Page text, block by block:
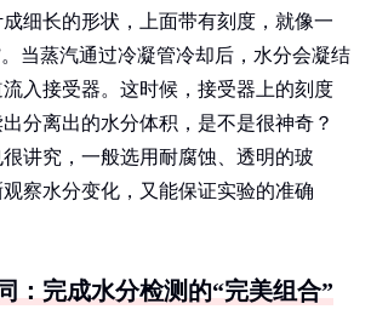
细长的形状，上面带有刻度，就像一
当蒸汽通过冷凝管冷却后，水分会凝结
入接受器。这时候，接受器上的刻度
分离出的水分体积，是不是很神奇？
讲究，一般选用耐腐蚀、透明的玻
察水分变化，又能保证实验的准确
：完成水分检测的“完美组合”